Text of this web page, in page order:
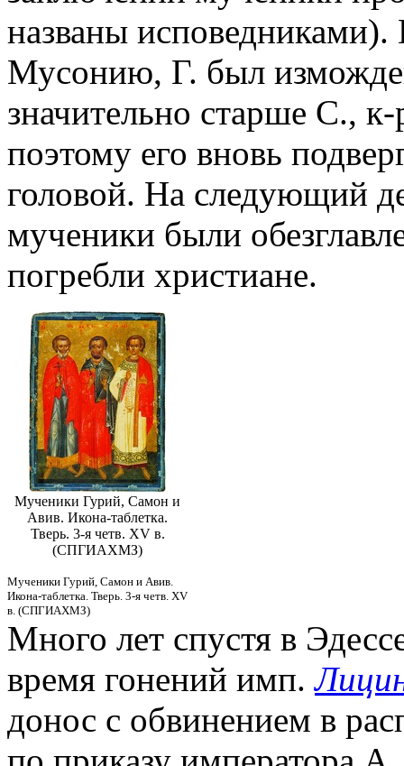
названы исповедниками).
Мусонию, Г. был
значительно старше С.,
поэтому его вновь
головой. На следующий
мученики были
погребли христиане.
Мученики Гурий, Самон и
Авив. Икона-таблетка.
Тверь. 3-я четв. XV в.
(СПГИАХМЗ)
Мученики Гурий, Самон и Авив.
Икона-таблетка. Тверь. 3-я четв. XV
в. (СПГИАХМЗ)
Много лет спустя в
время гонений имп.
донос с обвинением в